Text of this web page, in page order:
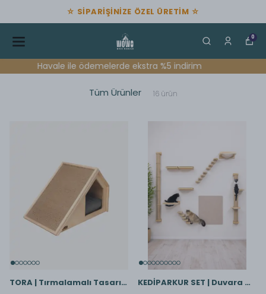
☆ SİPARİŞİNİZE ÖZEL ÜRETİM ☆
0
Havale ile ödemelerde ekstra %5 indirim
Tüm Ürünler 16 ürün
TORA | Tırmalamalı Tasarım Ahşap Kedi Evi KEDİPARKUR SET | Duvara Monte Kedi Oyun Alanı - 10 Parça